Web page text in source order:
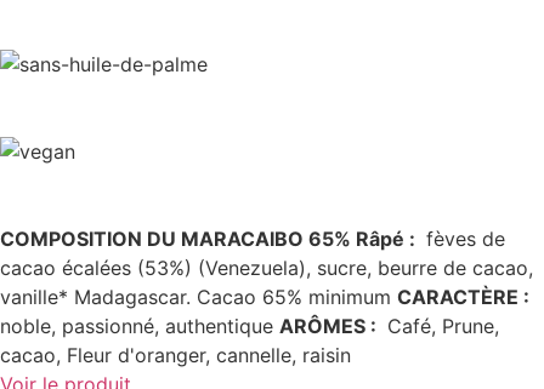
COMPOSITION DU MARACAIBO 65% Râpé : fèves de
cacao écalées (53%) (Venezuela), sucre, beurre de cacao,
vanille* Madagascar. Cacao 65% minimum CARACTÈRE :
noble, passionné, authentique ARÔMES : Café, Prune,
cacao, Fleur d'oranger, cannelle, raisin